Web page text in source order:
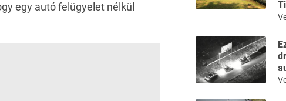
egy autó felügyelet nélkül